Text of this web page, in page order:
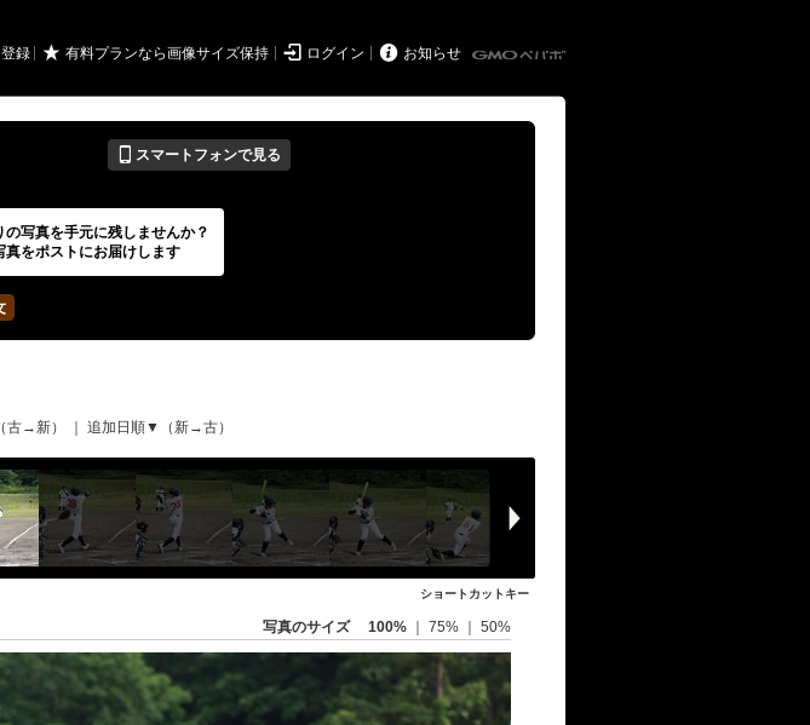
録 ★ 有料プランなら画像サイズ保持  ログイン  お知らせ
📱 スマートフォンで見る
イベントの期間
---
→新） 追加日順▼（新→古）
ショートカットキー
写真のサイズ 100% 75% 50%
の写真を手元に残しませんか？
真をポストにお届けします